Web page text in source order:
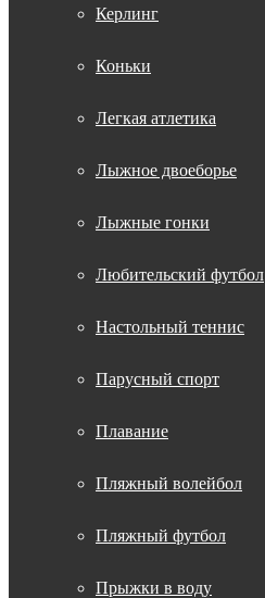
Керлинг
Коньки
Легкая атлетика
Лыжное двоеборье
Лыжные гонки
Любительский футбол
Настольный теннис
Парусный спорт
Плавание
Пляжный волейбол
Пляжный футбол
Прыжки в воду